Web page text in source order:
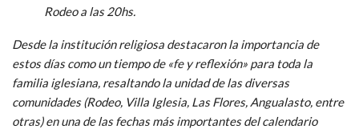
Rodeo a las 20hs.
Desde la institución religiosa destacaron la importancia de
estos días como un tiempo de «fe y reflexión» para toda la
familia iglesiana, resaltando la unidad de las diversas
comunidades (Rodeo, Villa Iglesia, Las Flores, Angualasto, entre
otras) en una de las fechas más importantes del calendario